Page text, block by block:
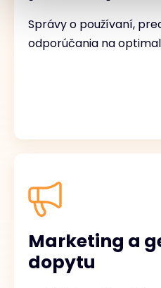
Správy o používaní,
odporúčania na
Marketing a
dopytu